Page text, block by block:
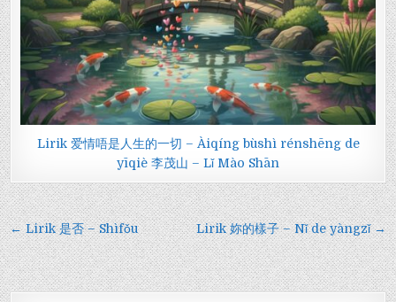
Lirik 爱情唔是人生的一切 – Àiqíng bùshì rénshēng de
yīqiè 李茂山 – Lǐ Mào Shān
Navigasi
pos
← Lirik 是否 – Shìfǒu Lirik 妳的樣子 – Nǐ de yàngzǐ →